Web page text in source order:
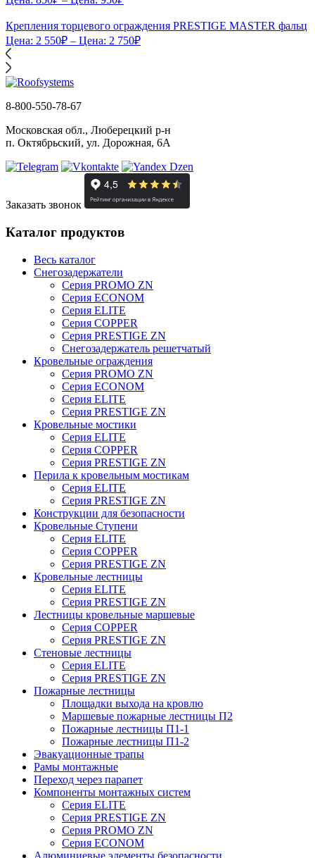
Крепления торцевого ограждения PRESTIGE MASTER фальц
Цена: 2 550₽ – Цена: 2 750₽
8-800-550-78-67
Московская обл., Люберецкий р-н
п. Октябрьский, ул. Дорожная, 6А
Заказать звонок
Каталог продуктов
Весь каталог
Снегозадержатели
Серия PROMO ZN
Серия ECONOM
Серия ELITE
Серия COPPER
Серия PRESTIGE ZN
Снегозадержатель решетчатый
Кровельные ограждения
Серия PROMO ZN
Серия ECONOM
Серия ELITE
Серия PRESTIGE ZN
Кровельные мостики
Серия ELITE
Серия COPPER
Серия PRESTIGE ZN
Перила к кровельным мостикам
Серия ELITE
Серия PRESTIGE ZN
Конструкции для безопасности
Кровельные Ступени
Серия ELITE
Серия COPPER
Серия PRESTIGE ZN
Кровельные лестницы
Серия ELITE
Серия PRESTIGE ZN
Лестницы кровельные маршевые
Серия COPPER
Серия PRESTIGE ZN
Стеновые лестницы
Серия ELITE
Серия PRESTIGE ZN
Пожарные лестницы
Площадки выхода на кровлю
Маршевые пожарные лестницы П2
Пожарные лестницы П1-1
Пожарные лестницы П1-2
Эвакуационные трапы
Рамы монтажные
Переход через парапет
Компоненты монтажных систем
Серия ELITE
Серия PRESTIGE ZN
Серия PROMO ZN
Серия ECONOM
Алюминиевые элементы безопасности